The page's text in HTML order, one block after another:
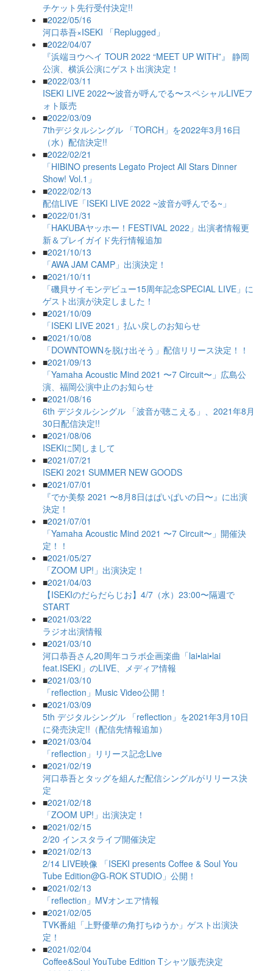
チケット先行受付決定!!
■2022/05/16
河口恭吾×ISEKI 「Replugged」
■2022/04/07
『浜端ヨウヘイ TOUR 2022 “MEET UP WITH”』 静岡
公演、横浜公演にゲスト出演決定！
■2022/03/11
ISEKI LIVE 2022〜波音が呼んでる〜スペシャルLIVEフ
ォト販売
■2022/03/09
7thデジタルシングル 「TORCH」を2022年3月16日
（水）配信決定!!
■2022/02/21
「HIBINO presents Legato Project All Stars Dinner
Show! Vol.1」
■2022/02/13
配信LIVE「ISEKI LIVE 2022 ~波音が呼んでる~」
■2022/01/31
「HAKUBAヤッホー！FESTIVAL 2022」出演者情報更
新＆プレイガイド先行情報追加
■2021/10/13
「AWA JAM CAMP」出演決定！
■2021/10/11
「磯貝サイモンデビュー15周年記念SPECIAL LIVE」に
ゲスト出演が決定しました！
■2021/10/09
「ISEKI LIVE 2021」払い戻しのお知らせ
■2021/10/08
「DOWNTOWNを脱け出そう」配信リリース決定！！
■2021/09/13
「Yamaha Acoustic Mind 2021 〜7 Circuit〜」広島公
演、福岡公演中止のお知らせ
■2021/08/16
6th デジタルシングル 「波音が聴こえる」、2021年8月
30日配信決定!!
■2021/08/06
ISEKIに関しまして
■2021/07/21
ISEKI 2021 SUMMER NEW GOODS
■2021/07/01
『でか美祭 2021 〜8月8日はぱいぱいの日〜』に出演
決定！
■2021/07/01
「Yamaha Acoustic Mind 2021 〜7 Circuit〜」開催決
定！！
■2021/05/27
「ZOOM UP!」出演決定！
■2021/04/03
【ISEKIのだらだらじお】4/7（水）23:00〜隔週で
START
■2021/03/22
ラジオ出演情報
■2021/03/10
河口恭吾さん20周年コラボ企画楽曲「lai•lai•lai
feat.ISEKI」のLIVE、メディア情報
■2021/03/10
「reflection」Music Video公開！
■2021/03/09
5th デジタルシングル 「reflection」を2021年3月10日
に発売決定!!（配信先情報追加）
■2021/03/04
「reflection」リリース記念Live
■2021/02/19
河口恭吾とタッグを組んだ配信シングルがリリース決
定
■2021/02/18
「ZOOM UP!」出演決定！
■2021/02/15
2/20 インスタライブ開催決定
■2021/02/13
2/14 LIVE映像 「ISEKI presents Coffee & Soul You
Tube Edition@G-ROK STUDIO」公開！
■2021/02/13
「reflection」MVオンエア情報
■2021/02/05
TVK番組「上野優華の角打ちゆうか」ゲスト出演決
定！
■2021/02/04
Coffee&Soul YouTube Edition Tシャツ販売決定